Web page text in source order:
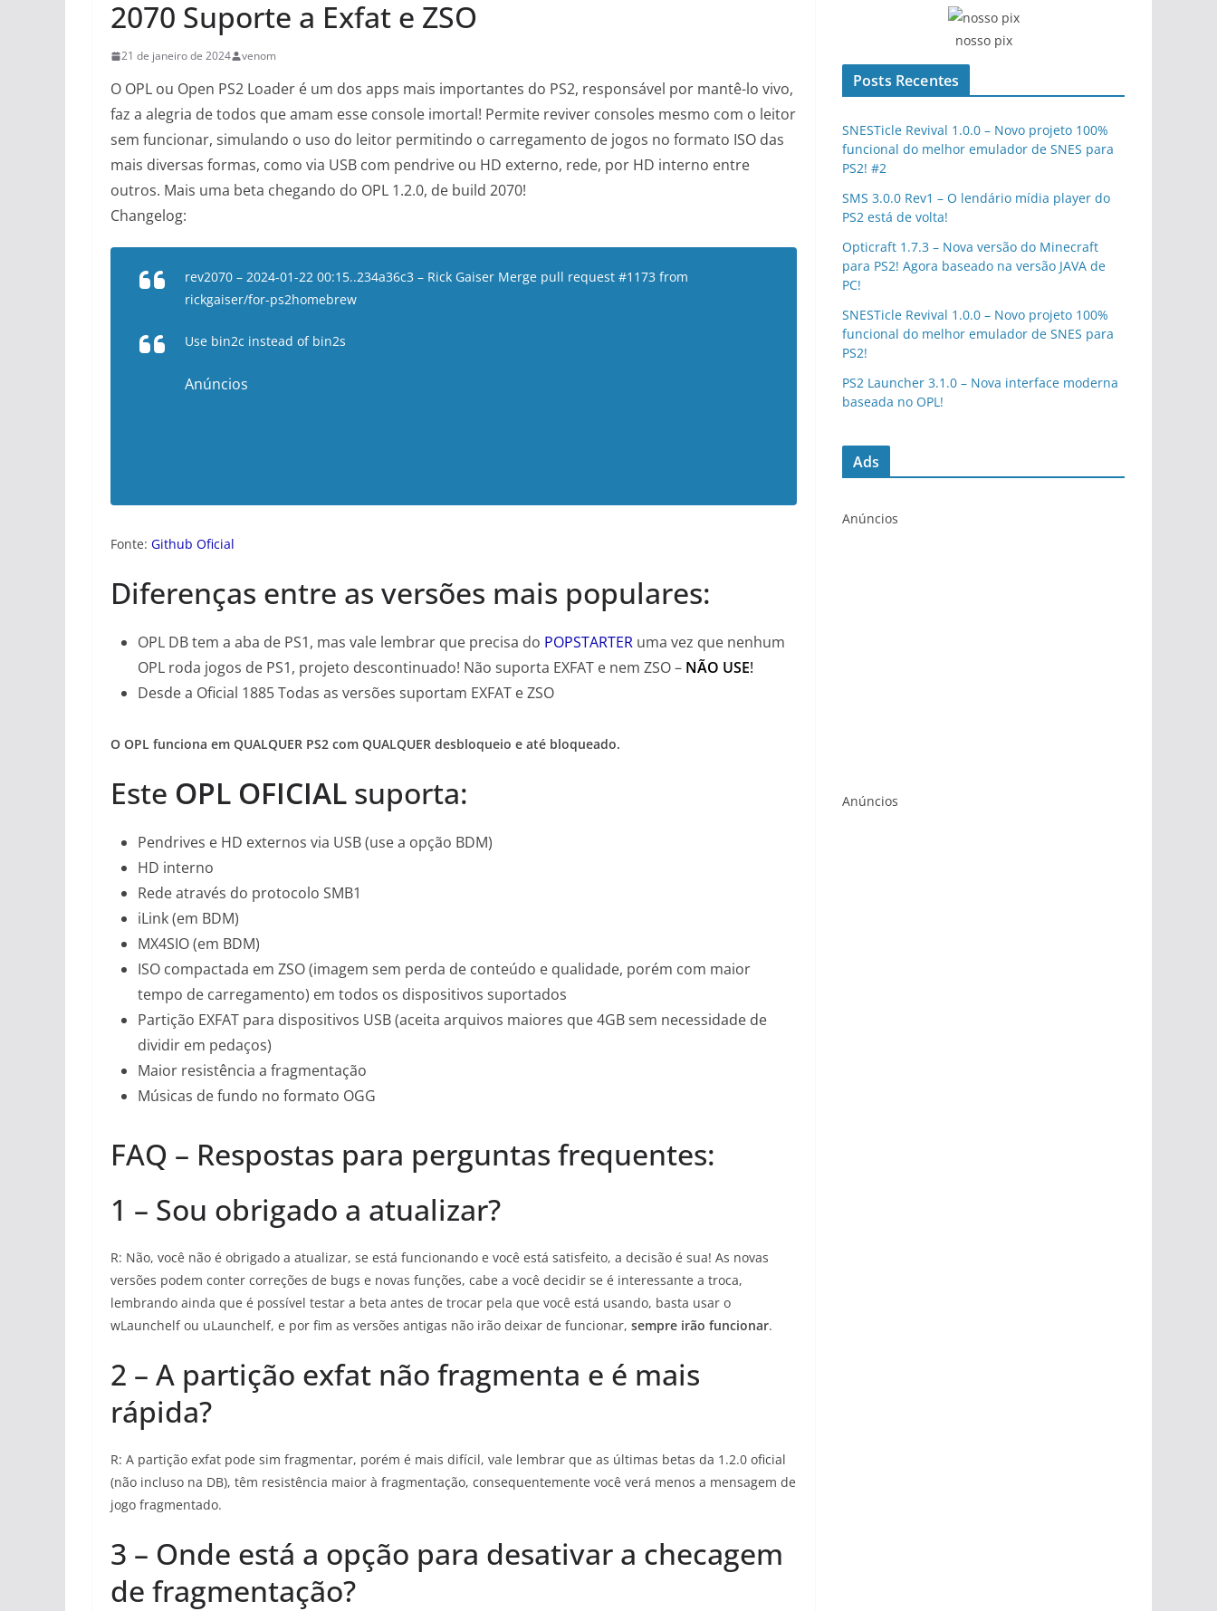
2070 Suporte a Exfat e ZSO
21 de janeiro de 2024 venom
O OPL ou Open PS2 Loader é um dos apps mais importantes do PS2, responsável por mantê-lo vivo,
faz a alegria de todos que amam esse console imortal! Permite reviver consoles mesmo com o leitor
sem funcionar, simulando o uso do leitor permitindo o carregamento de jogos no formato ISO das
mais diversas formas, como via USB com pendrive ou HD externo, rede, por HD interno entre
outros. Mais uma beta chegando do OPL 1.2.0, de build 2070!
Changelog:
rev2070 – 2024-01-22 00:15..234a36c3 – Rick Gaiser Merge pull request #1173 from
rickgaiser/for-ps2homebrew
Use bin2c instead of bin2s
Anúncios
Fonte: Github Oficial
Diferenças entre as versões mais populares:
OPL DB tem a aba de PS1, mas vale lembrar que precisa do POPSTARTER uma vez que nenhum
OPL roda jogos de PS1, projeto descontinuado! Não suporta EXFAT e nem ZSO – NÃO USE!
Desde a Oficial 1885 Todas as versões suportam EXFAT e ZSO
O OPL funciona em QUALQUER PS2 com QUALQUER desbloqueio e até bloqueado.
Este OPL OFICIAL suporta:
Pendrives e HD externos via USB (use a opção BDM)
HD interno
Rede através do protocolo SMB1
iLink (em BDM)
MX4SIO (em BDM)
ISO compactada em ZSO (imagem sem perda de conteúdo e qualidade, porém com maior
tempo de carregamento) em todos os dispositivos suportados
Partição EXFAT para dispositivos USB (aceita arquivos maiores que 4GB sem necessidade de
dividir em pedaços)
Maior resistência a fragmentação
Músicas de fundo no formato OGG
FAQ – Respostas para perguntas frequentes:
1 – Sou obrigado a atualizar?
R: Não, você não é obrigado a atualizar, se está funcionando e você está satisfeito, a decisão é sua! As novas
versões podem conter correções de bugs e novas funções, cabe a você decidir se é interessante a troca,
lembrando ainda que é possível testar a beta antes de trocar pela que você está usando, basta usar o
wLaunchelf ou uLaunchelf, e por fim as versões antigas não irão deixar de funcionar, sempre irão funcionar.
2 – A partição exfat não fragmenta e é mais
rápida?
R: A partição exfat pode sim fragmentar, porém é mais difícil, vale lembrar que as últimas betas da 1.2.0 oficial
(não incluso na DB), têm resistência maior à fragmentação, consequentemente você verá menos a mensagem de
jogo fragmentado.
3 – Onde está a opção para desativar a checagem
de fragmentação?
nosso pix
Posts Recentes
SNESTicle Revival 1.0.0 – Novo projeto 100%
funcional do melhor emulador de SNES para
PS2! #2
SMS 3.0.0 Rev1 – O lendário mídia player do
PS2 está de volta!
Opticraft 1.7.3 – Nova versão do Minecraft
para PS2! Agora baseado na versão JAVA de
PC!
SNESTicle Revival 1.0.0 – Novo projeto 100%
funcional do melhor emulador de SNES para
PS2!
PS2 Launcher 3.1.0 – Nova interface moderna
baseada no OPL!
Ads
Anúncios
Anúncios